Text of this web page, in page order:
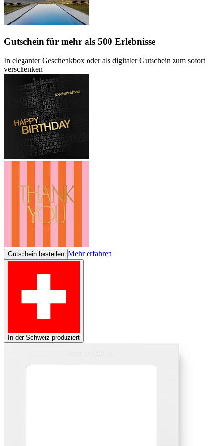
Gutschein für mehr als 500 Erlebnisse
In eleganter Geschenkbox oder als digitaler Gutschein zum sofort
verschenken
Gutschein bestellen Mehr erfahren
In der Schweiz produziert